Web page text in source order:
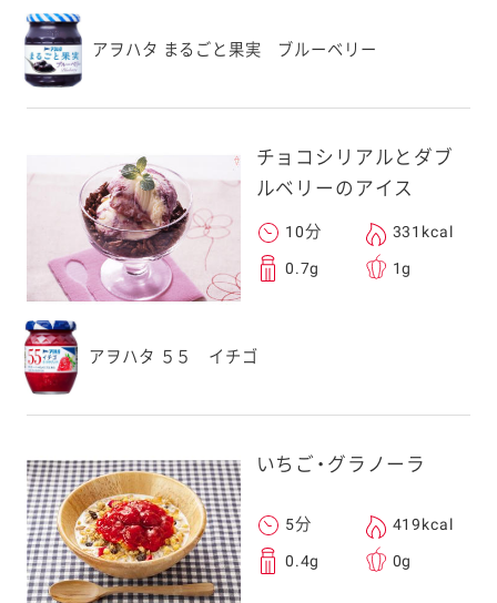
アヲハタ まるごと果実 ブルーベリー
チョコシリアルとダブ
ルベリーのアイス
10分 331kcal
0.7g 1g
アヲハタ ５５ イチゴ
いちご・グラノーラ
5分 419kcal
0.4g 0g